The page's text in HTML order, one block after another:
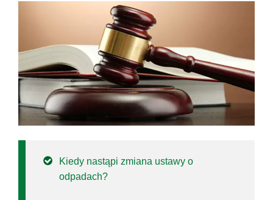
Kiedy nastąpi zmiana ustawy o
odpadach?